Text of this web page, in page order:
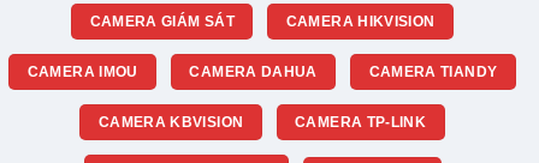
CAMERA GIÁM SÁT CAMERA HIKVISION
CAMERA IMOU CAMERA DAHUA CAMERA TIANDY
CAMERA KBVISION CAMERA TP-LINK